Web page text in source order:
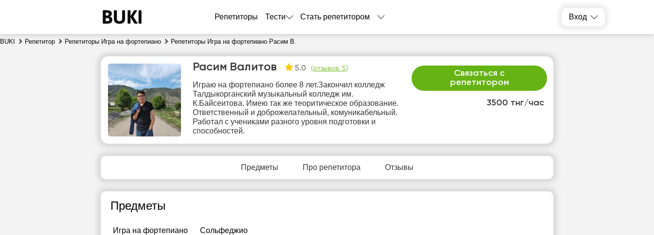
Репетиторы Тести Стать репетитором Вход
BUKI Репетитор Репетиторы Игра на фортепиано Репетиторы Игра на фортепиано Расим В.
3500 тнг/час
Связаться с
репетитором
Расим Валитов 5.0 (отзывов: 5)
Играю на фортепиано более 8 лет.Закончил колледж
Талдыкорганский музыкальный колледж им.
К.Байсеитова. Имею так же теоритическое образование.
Ответственный и доброжелательный, комуникабельный.
Работал с учениками разного уровня подготовки и
способностей.
Предметы Про репетитора Отзывы
Предметы
Игра на фортепиано Сольфеджио
пт
7
сб
8
9
10
11
12
13
свободных
17:30
18:30
17:30
Нет
свободных
Нет
свободных
свободных
свободных